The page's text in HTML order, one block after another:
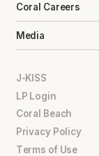
Coral Careers
Media
J-KISS
LP Login
Coral Beach
Privacy Policy
Terms of Use